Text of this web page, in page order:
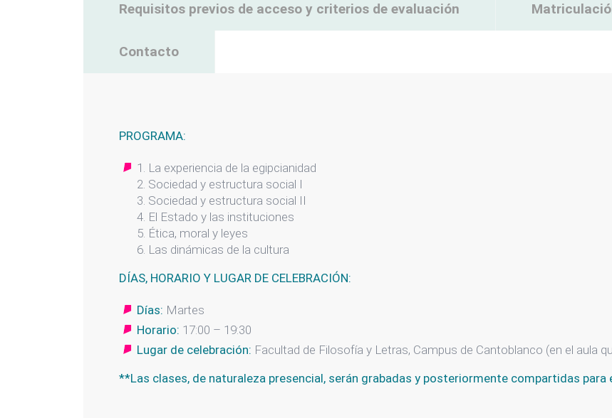
Requisitos previos de acceso y criterios de evaluación
Contacto
PROGRAMA:
1. La experiencia de la egipcianidad
2. Sociedad y estructura social I
3. Sociedad y estructura social II
4. El Estado y las instituciones
5. Ética, moral y leyes
6. Las dinámicas de la cultura
DÍAS, HORARIO Y LUGAR DE CELEBRACIÓN:
Días: Martes
Horario: 17:00 – 19:30
Lugar de celebración: Facultad de Filosofía y Letras, Campus de Cantoblanco (en el aula
**Las clases, de naturaleza presencial, serán grabadas y posteriormente compartidas para